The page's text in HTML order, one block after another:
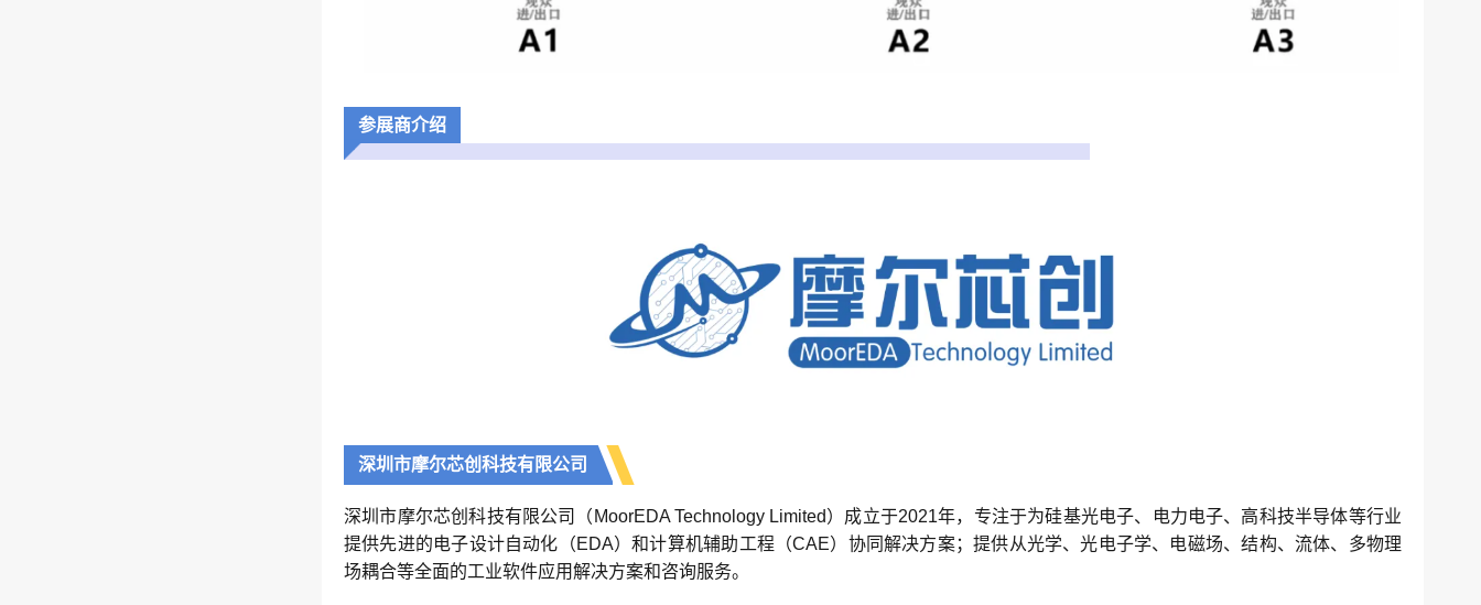
参展商介绍
深圳市摩尔芯创科技有限公司
深圳市摩尔芯创科技有限公司（MoorEDA Technology Limited）成立于2021年，专注于为硅基光电子、电力电子、高科技半导体等行业
提供先进的电子设计自动化（EDA）和计算机辅助工程（CAE）协同解决方案；提供从光学、光电子学、电磁场、结构、流体、多物理
场耦合等全面的工业软件应用解决方案和咨询服务。